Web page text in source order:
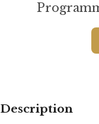
Description